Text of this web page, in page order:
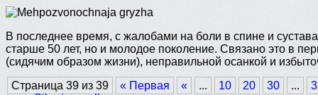
В последнее время, с жалобами на боли в спине и
старше 50 лет, но и молодое поколение. Связано это в
(сидячим образом жизни), неправильной осанкой и
Страница 39 из 39
« Первая « ... 10 20 30 ...